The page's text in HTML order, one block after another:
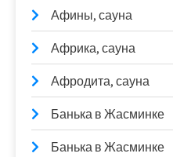
Афины, сауна
Африка, сауна
Афродита, сауна
Банька в Жасминке
Банька в Жасминке